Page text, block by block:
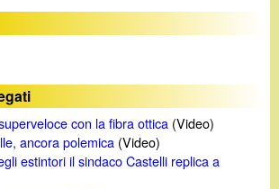
d
con la fibra ottica (Video)
ancora polemica (Video)
estintori il sindaco Castelli replica a